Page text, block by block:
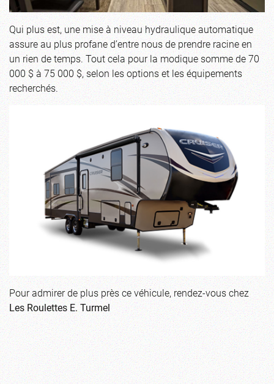
Qui plus est, une mise à niveau hydraulique automatique
assure au plus profane d’entre nous de prendre racine en
un rien de temps. Tout cela pour la modique somme de 70
000 $ à 75 000 $, selon les options et les équipements
recherchés.
Pour admirer de plus près ce véhicule, rendez-vous chez
Les Roulettes E. Turmel